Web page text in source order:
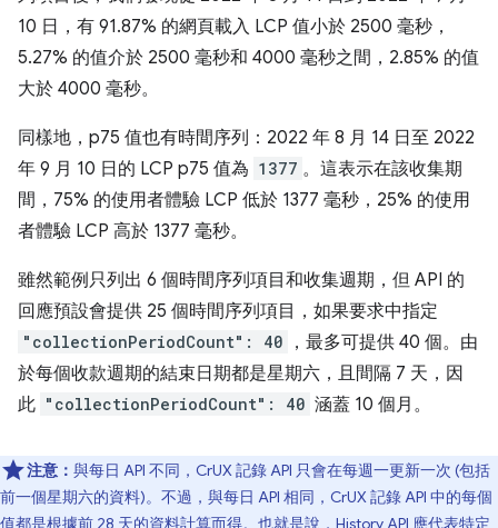
10 日，有 91.87% 的網頁載入 LCP 值小於 2500 毫秒，
5.27% 的值介於 2500 毫秒和 4000 毫秒之間，2.85% 的值
大於 4000 毫秒。
同樣地，p75 值也有時間序列：2022 年 8 月 14 日至 2022
年 9 月 10 日的 LCP p75 值為 1377 。這表示在該收集期
間，75% 的使用者體驗 LCP 低於 1377 毫秒，25% 的使用
者體驗 LCP 高於 1377 毫秒。
雖然範例只列出 6 個時間序列項目和收集週期，但 API 的
回應預設會提供 25 個時間序列項目，如果要求中指定
"collectionPeriodCount": 40
，最多可提供 40 個。由
於每個收款週期的結束日期都是星期六，且間隔 7 天，因
此 "collectionPeriodCount": 40 涵蓋 10 個月。
注意： 與每日 API 不同，CrUX 記錄 API 只會在每週一更新一次 (包括
前一個星期六的資料)。不過，與每日 API 相同，CrUX 記錄 API 中的每個
值都是根據前 28 天的資料計算而得。也就是說，History API 應代表特定